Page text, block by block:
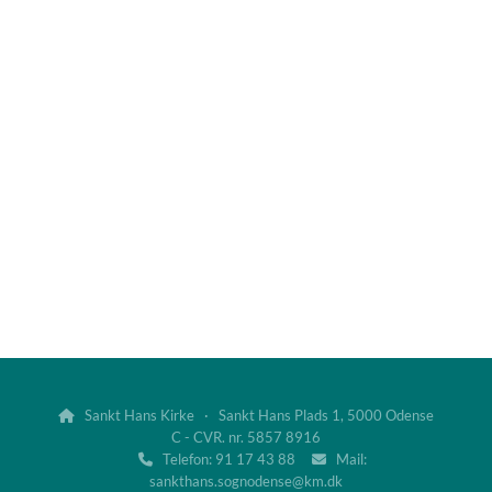

Sankt Hans Kirke · Sankt Hans Plads 1, 5000 Odense
C - CVR. nr. 5857 8916
 Telefon: 91 17 43 88 
Mail:
sankthans.sognodense@km.dk